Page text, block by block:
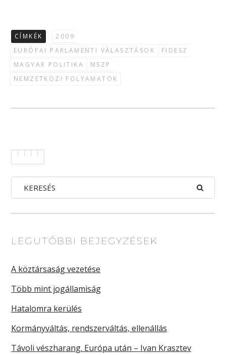
CÍMKÉK
2009
EURÓPAI PARLAMENTI VÁLASZTÁSOK
FIDESZ
MAGYAR POLITIKA
MSZP
NEMZETKÖZI FOLYAMATOK
LEGUTÓBBI BEJEGYZÉSEK
A köztársaság vezetése
Több mint jogállamiság
Hatalomra kerülés
Kormányváltás, rendszerváltás, ellenállás
Távoli vészharang. Európa után – Ivan Krasztev